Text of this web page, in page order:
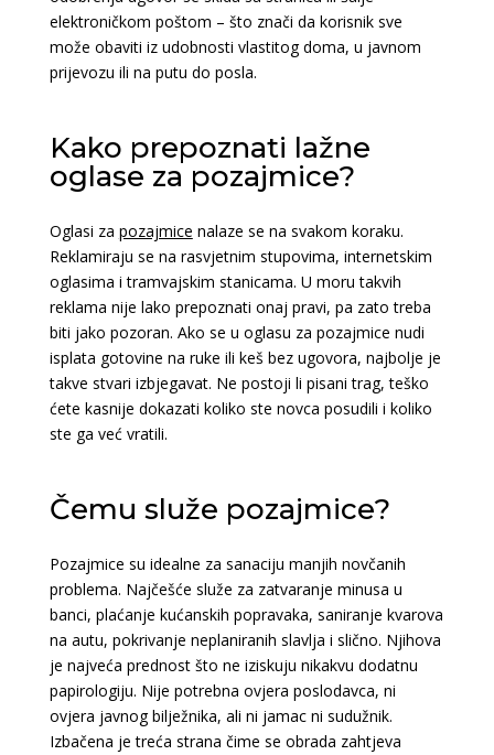
elektroničkom poštom – što znači da korisnik sve
može obaviti iz udobnosti vlastitog doma, u javnom
prijevozu ili na putu do posla.
Kako prepoznati lažne
oglase za pozajmice?
Oglasi za pozajmice nalaze se na svakom koraku.
Reklamiraju se na rasvjetnim stupovima, internetskim
oglasima i tramvajskim stanicama. U moru takvih
reklama nije lako prepoznati onaj pravi, pa zato treba
biti jako pozoran. Ako se u oglasu za pozajmice nudi
isplata gotovine na ruke ili keš bez ugovora, najbolje je
takve stvari izbjegavat. Ne postoji li pisani trag, teško
ćete kasnije dokazati koliko ste novca posudili i koliko
ste ga već vratili.
Čemu služe pozajmice?
Pozajmice su idealne za sanaciju manjih novčanih
problema. Najčešće služe za zatvaranje minusa u
banci, plaćanje kućanskih popravaka, saniranje kvarova
na autu, pokrivanje neplaniranih slavlja i slično. Njihova
je najveća prednost što ne iziskuju nikakvu dodatnu
papirologiju. Nije potrebna ovjera poslodavca, ni
ovjera javnog bilježnika, ali ni jamac ni sudužnik.
Izbačena je treća strana čime se obrada zahtjeva